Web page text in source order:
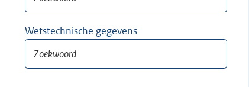
Wetstechnische gegevens